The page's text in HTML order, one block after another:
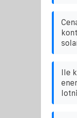
Ile